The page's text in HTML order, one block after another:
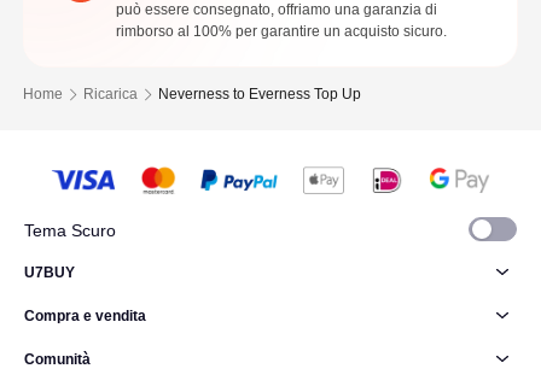
può essere consegnato, offriamo una garanzia di
rimborso al 100% per garantire un acquisto sicuro.
Home Ricarica Neverness to Everness Top Up
Tema Scuro
U7BUY
Compra e vendita
Comunità